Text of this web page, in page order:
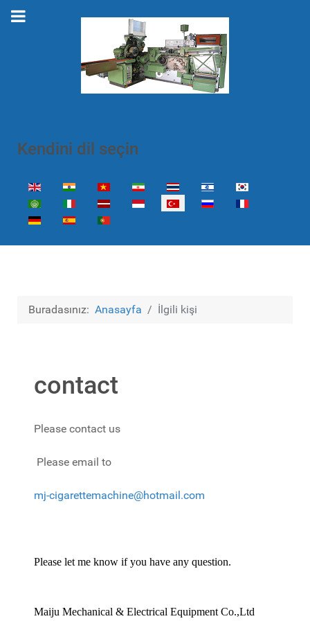
Kendini dil seçin
Dilinizi seçin
Buradasınız: Anasayfa İlgili kişi
contact
Please contact us
Please email to
mj-cigarettemachine@hotmail.com
Please let me know if you have any question.
Maiju Mechanical & Electrical Equipment Co.,Ltd